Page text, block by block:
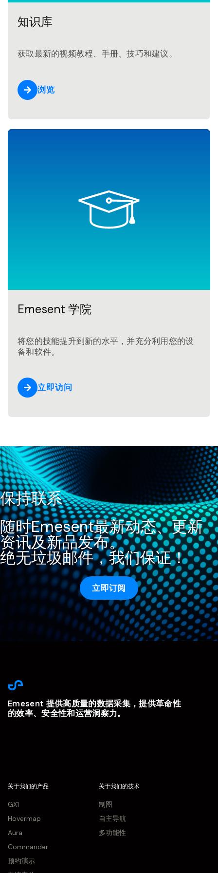
知识库
获取最新的视频教程、手册、技巧和建议。
浏览
Emesent 学院
将您的技能提升到新的水平，并充分利用您的设
备和软件。
立即访问
保持联系
随时Emesent最新动态、更新
资讯及新品发布。
绝无垃圾邮件，我们保证！
立即订阅
Emesent 提供高质量的数据采集，提供革命性
的效率、安全性和运营洞察力。
关于我们的产品
GX1
Hovermap
Aura
Commander
预约演示
关于我们的技术
制图
自主导航
多功能性